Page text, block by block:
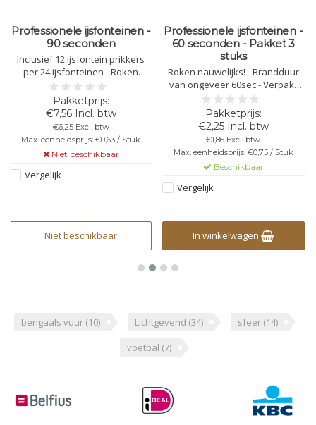
Professionele ijsfonteinen -
90 seconden
Inclusief 12 ijsfontein prikkers
per 24 ijsfonteinen - Roken
nauwelijks! - Brandduur: +/-
90sec - Verpakt per 24 stuks -
OPGELET - DIT PRODUCT IS
WEGENS WETGEVING NIET DOOR
PARTICULIEREN TE BESTELLEN!
€7,56 Incl. btw
€6,25 Excl. btw
Max. eenheidsprijs: €0,63 / Stuk
Niet beschikbaar
Vergelijk
Niet beschikbaar
Professionele ijsfonteinen -
60 seconden - Pakket 3
stuks
Roken nauwelijks! - Brandduur
van ongeveer 60sec - Verpakt
per 3 stuks - Incl. 3 ijsfontein
prikkers voor bevestiging op
taart of dessert.
OPGELET - DIT PRODUCT IS
WEGENS WETGEVING NIET DOOR
PARTICULIEREN TE BESTELLEN!
€2,25 Incl. btw
€1,86 Excl. btw
Max. eenheidsprijs: €0,75 / Stuk
Beschikbaar
Vergelijk
In winkelwagen
bengaals vuur (10) Lichtgevend (34) sfeer (14)
voetbal (7)